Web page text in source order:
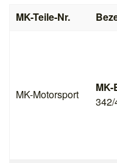
MK-Teile-Nr.
MK-Motorsport
342/